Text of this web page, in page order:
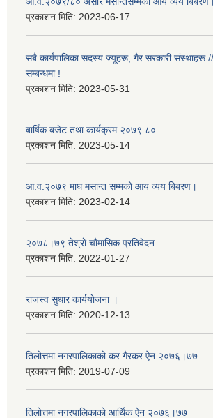
प्रकाशन मिति: 2023-06-17
सबै कार्यपालिका सदस्य ज्यूहरू, गैर सरकारी
सम्बन्धमा !
प्रकाशन मिति: 2023-05-31
बार्षिक बजेट तथा कार्यक्रम २०७९.८०
प्रकाशन मिति: 2023-05-14
आ.व.२०७९ माघ मसान्त सम्मको आय व्यय बिबरण।
प्रकाशन मिति: 2023-02-14
२०७८।७९ तेश्राे चाैमासिक प्रतिवेदन
प्रकाशन मिति: 2022-01-27
राजस्व सुधार कार्ययाेजना ।
प्रकाशन मिति: 2020-12-13
तिलोत्तमा नगरपालिकाको कर गैरकर ऐन २०७६।७७
प्रकाशन मिति: 2019-07-09
तिलोत्तमा नगरपालिकाको आर्थिक ऐन २०७६।७७